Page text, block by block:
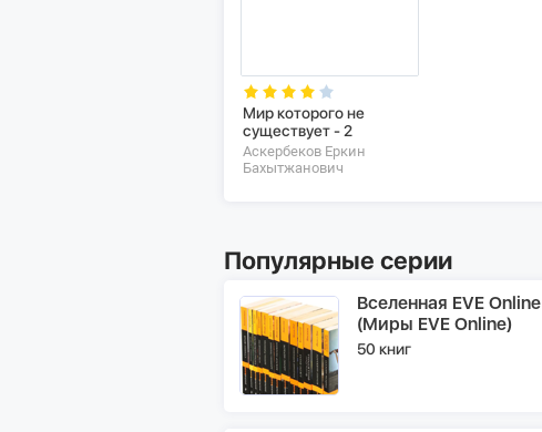
Мир которого не
существует - 2
Аскербеков Еркин
Бахытжанович
Популярные серии
Вселенная EVE Online
(Миры EVE Online)
50 книг